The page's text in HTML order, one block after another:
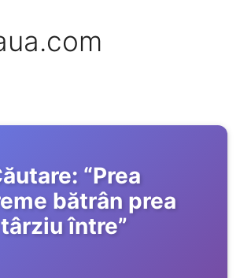
“Prea
bătrân prea
târziu între”